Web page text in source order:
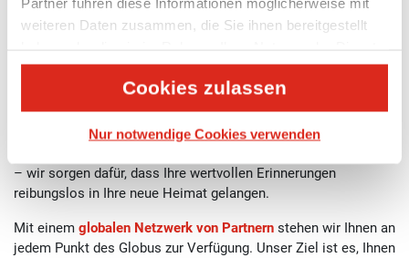
weiteren Daten zusammen, die Sie ihnen bereitgestellt
gesammelt haben.
Cookies zulassen
Nur notwendige Cookies verwenden
jenseits der Horizonte entfalten. Mit unserer Expertise in
Überseeumzügen eröffnen wir Ihnen die Möglichkeit, neue
Team kennt die Herausforderungen voninternationalen
Umzügenund steht Ihnen mit umfassendem Wissen und
Unterstützung zur Seite. Von der sorgfältigen Verpackung Ihrer
– wir sorgen dafür, dass Ihre wertvollen Erinnerungen
reibungslos in Ihre neue Heimat gelangen.
Mit einem globalen Netzwerk von Partnern stehen wir Ihnen an
jedem Punkt des Globus zur Verfügung. Unser Ziel ist es, Ihnen